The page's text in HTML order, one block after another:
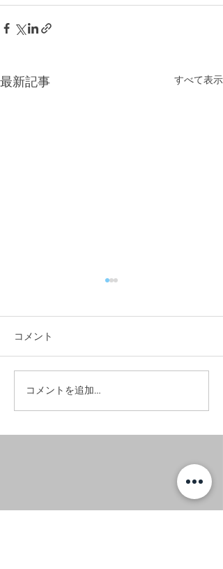
最新記事 すべて表示
#竣工写真撮影へ。
コメント
コメントを追加…